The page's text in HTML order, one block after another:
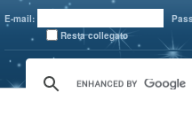
E-mail:
Resta collegato